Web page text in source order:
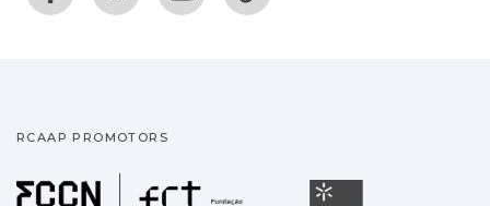
RCAAP PROMOTORS
Fundação para a